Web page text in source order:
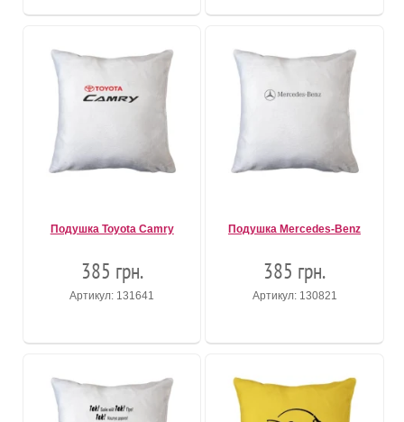
Подушка Toyota Camry
385 грн.
Артикул: 131641
Подушка Mercedes-Benz
385 грн.
Артикул: 130821